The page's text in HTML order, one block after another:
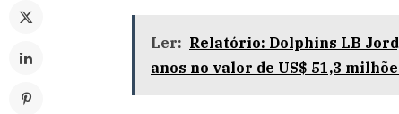
Ler: Relatório: Dolphins LB
anos no valor de US$ 51,3